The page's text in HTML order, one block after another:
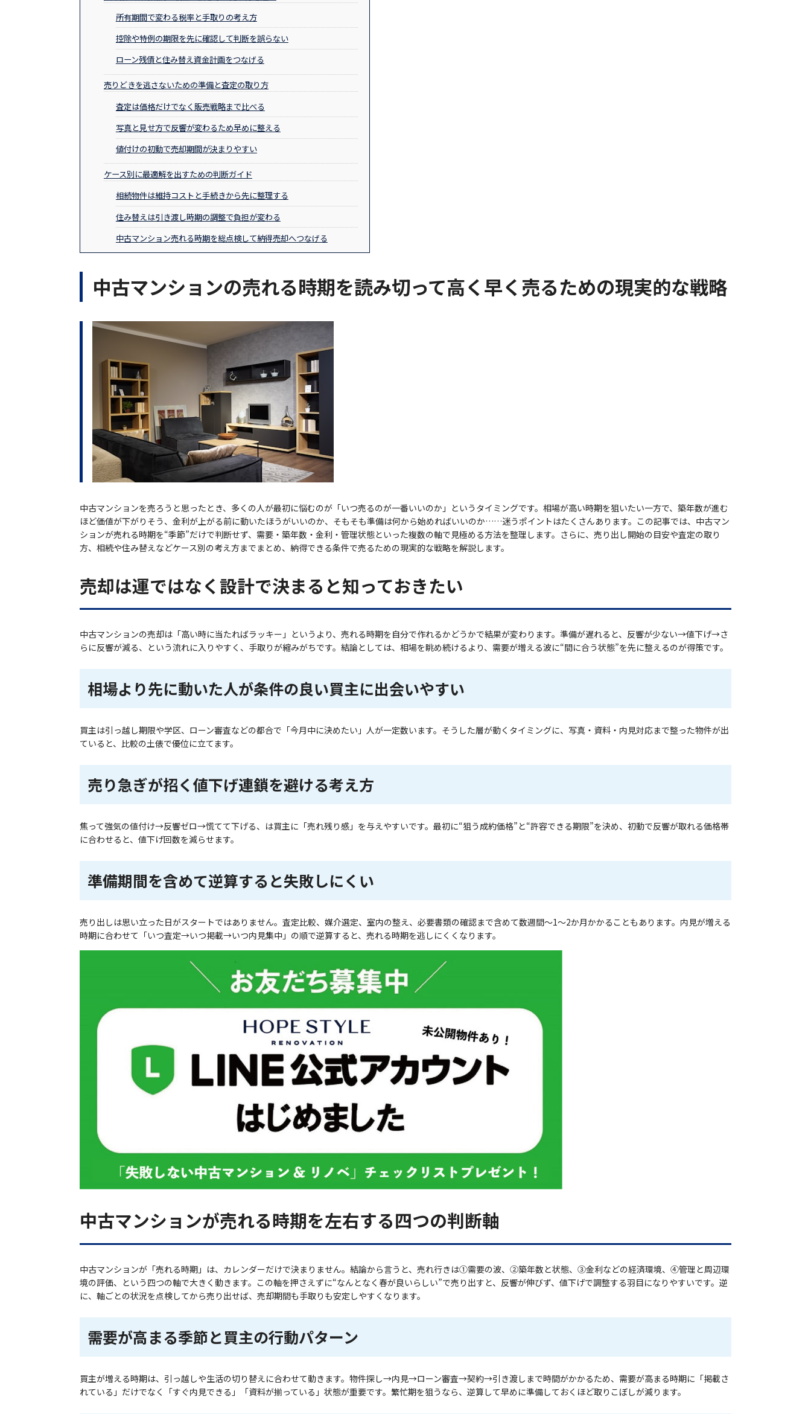
所有期間で変わる税率と手取りの考え方
控除や特例の期限を先に確認して判断を誤らない
ローン残債と住み替え資金計画をつなげる
売りどきを逃さないための準備と査定の取り方
査定は価格だけでなく販売戦略まで比べる
写真と見せ方で反響が変わるため早めに整える
値付けの初動で売却期間が決まりやすい
ケース別に最適解を出すための判断ガイド
相続物件は維持コストと手続きから先に整理する
住み替えは引き渡し時期の調整で負担が変わる
中古マンション売れる時期を総点検して納得売却へつなげる
中古マンションの売れる時期を読み切って高く早く売るための現実的な戦略
中古マンションを売ろうと思ったとき、多くの人が最初に悩むのが「いつ売るのが一番いいのか」というタイミングです。相場が高い時期を狙いたい一方で、築年数が進む
ほど価値が下がりそう、金利が上がる前に動いたほうがいいのか、そもそも準備は何から始めればいいのか……迷うポイントはたくさんあります。この記事では、中古マン
ションが売れる時期を“季節”だけで判断せず、需要・築年数・金利・管理状態といった複数の軸で見極める方法を整理します。さらに、売り出し開始の目安や査定の取り
方、相続や住み替えなどケース別の考え方までまとめ、納得できる条件で売るための現実的な戦略を解説します。
売却は運ではなく設計で決まると知っておきたい
中古マンションの売却は「高い時に当たればラッキー」というより、売れる時期を自分で作れるかどうかで結果が変わります。準備が遅れると、反響が少ない→値下げ→さ
らに反響が減る、という流れに入りやすく、手取りが縮みがちです。結論としては、相場を眺め続けるより、需要が増える波に“間に合う状態”を先に整えるのが得策です。
相場より先に動いた人が条件の良い買主に出会いやすい
買主は引っ越し期限や学区、ローン審査などの都合で「今月中に決めたい」人が一定数います。そうした層が動くタイミングに、写真・資料・内見対応まで整った物件が出
ていると、比較の土俵で優位に立てます。
売り急ぎが招く値下げ連鎖を避ける考え方
焦って強気の値付け→反響ゼロ→慌てて下げる、は買主に「売れ残り感」を与えやすいです。最初に“狙う成約価格”と“許容できる期限”を決め、初動で反響が取れる価格帯
に合わせると、値下げ回数を減らせます。
準備期間を含めて逆算すると失敗しにくい
売り出しは思い立った日がスタートではありません。査定比較、媒介選定、室内の整え、必要書類の確認まで含めて数週間〜1〜2か月かかることもあります。内見が増える
時期に合わせて「いつ査定→いつ掲載→いつ内見集中」の順で逆算すると、売れる時期を逃しにくくなります。
中古マンションが売れる時期を左右する四つの判断軸
中古マンションが「売れる時期」は、カレンダーだけで決まりません。結論から言うと、売れ行きは①需要の波、②築年数と状態、③金利などの経済環境、④管理と周辺環
境の評価、という四つの軸で大きく動きます。この軸を押さえずに“なんとなく春が良いらしい”で売り出すと、反響が伸びず、値下げで調整する羽目になりやすいです。逆
に、軸ごとの状況を点検してから売り出せば、売却期間も手取りも安定しやすくなります。
需要が高まる季節と買主の行動パターン
買主が増える時期は、引っ越しや生活の切り替えに合わせて動きます。物件探し→内見→ローン審査→契約→引き渡しまで時間がかかるため、需要が高まる時期に「掲載さ
れている」だけでなく「すぐ内見できる」「資料が揃っている」状態が重要です。繁忙期を狙うなら、逆算して早めに準備しておくほど取りこぼしが減ります。